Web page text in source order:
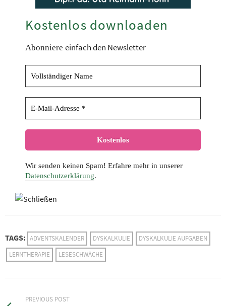
Kostenlos downloaden
Abonniere einfach den Newsletter
Wir senden keinen Spam! Erfahre mehr in unserer
Datenschutzerklärung.
TAGS: ADVENTSKALENDER DYSKALKULIE
DYSKALKULIE AUFGABEN
LERNTHERAPIE
LESESCHWÄCHE
PREVIOUS POST